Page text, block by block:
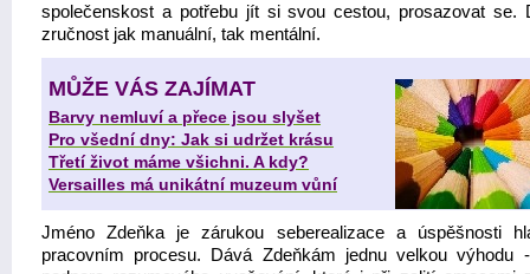
společenskost a potřebu jít si svou cestou, prosazovat se.
zručnost jak manuální, tak mentální.
MŮŽE VÁS ZAJÍMAT
Barvy nemluví a přece jsou slyšet
Pro všední dny: Jak si udržet krásu
Třetí život máme všichni. A kdy?
Versailles má unikátní muzeum vůní
Jméno Zdeňka je zárukou seberealizace a úspěšnosti
pracovním procesu. Dává Zdeňkám jednu velkou výhodu